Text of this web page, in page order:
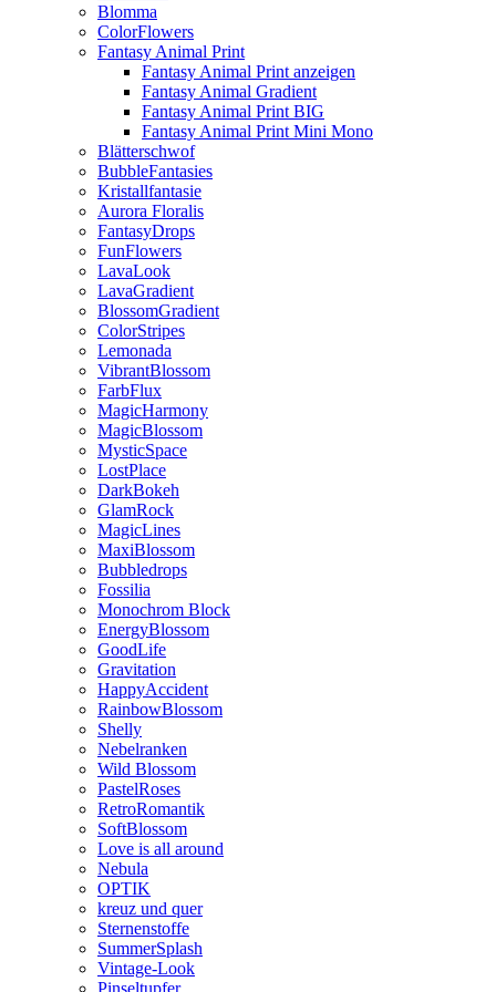
Blomma
ColorFlowers
Fantasy Animal Print
Fantasy Animal Print anzeigen
Fantasy Animal Gradient
Fantasy Animal Print BIG
Fantasy Animal Print Mini Mono
Blätterschwof
BubbleFantasies
Kristallfantasie
Aurora Floralis
FantasyDrops
FunFlowers
LavaLook
LavaGradient
BlossomGradient
ColorStripes
Lemonada
VibrantBlossom
FarbFlux
MagicHarmony
MagicBlossom
MysticSpace
LostPlace
DarkBokeh
GlamRock
MagicLines
MaxiBlossom
Bubbledrops
Fossilia
Monochrom Block
EnergyBlossom
GoodLife
Gravitation
HappyAccident
RainbowBlossom
Shelly
Nebelranken
Wild Blossom
PastelRoses
RetroRomantik
SoftBlossom
Love is all around
Nebula
OPTIK
kreuz und quer
Sternenstoffe
SummerSplash
Vintage-Look
Pinseltupfer